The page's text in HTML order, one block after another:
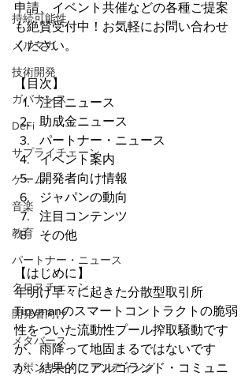
持続可能性
メルマガ
技術開発
ガバナンス
DeFi
サプライチェーン
ゲーム
音楽
教育
パートナー・ニュース
クロスチェーン
開発者向け
メタバース
スポンサー／ファンディング
申請、イベント共催などの各種ご提案
も絶賛受付中！お気軽にお問い合わせ
ください。
【目次】
注目ニュース
助成金ニュース
パートナー・ニュース
イベント案内
開発者向け情報
ジャパンの動向
注目コンテンツ
その他
【はじめに】
年明け早々に起きた分散型取引所
Tinymanのスマートコントラクトの脆弱
性をついた流動性プール搾取騒動です
が、雨降って地固まるではないです
が、結果的にアルゴランド・コミュニ